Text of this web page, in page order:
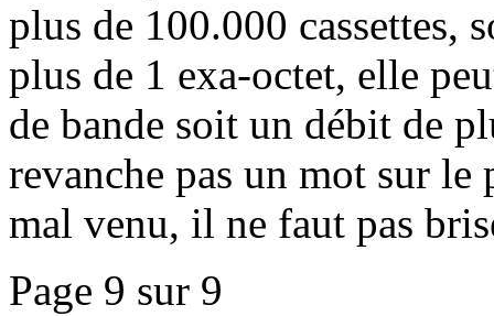
plus de 100.000 cassettes,
plus de 1 exa-octet, elle
de bande soit un débit de
revanche pas un mot sur le
mal venu, il ne faut pas
Page 9 sur 9